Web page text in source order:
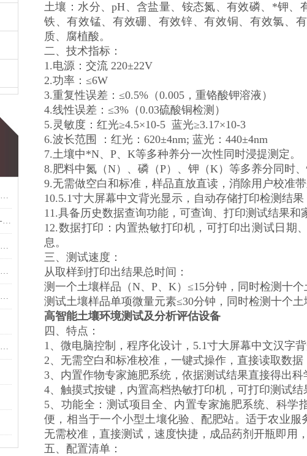
土壤养分速测仪日常维护与试剂保存方法
「朋检」便携式土壤养分速测仪PJ-TSY 功能测评
快速测土不用等，土壤养分速测仪核心原理详解
【招投标】旋转比色八通道土壤养分速测仪技术参数
【招投标】旋转比色八通道土壤养分速测仪
土壤肥料养分速测仪快速提升经济效益
土壤：水分、pH、含盐量、铵态氮、有效磷、*钾
铁、有效锰、有效硼、有效锌、有效铜、有效氯、
质、腐植酸。
二、技术指标：
1.电源：交流 220±22V
2.功率：≤6W
3.重复性误差：≤0.5%（0.005，重铬酸钾溶液）
4.线性误差：≤3%（0.03硫酸铜检测）
5.灵敏度：红光≥4.5×10-5 蓝光≥3.17×10-3
6.波长范围 ：红光：620±4nm; 蓝光：440±4nm
7.土壤中*N、P、K等多种养分一次性同时浸提测定。
8.肥料中氮（N）、磷（P）、钾（K）等多养分同时、
9.无需做空白和标准，样品直放直读，消除用户校准
10.5.1寸大屏幕中文背光显示，自动存储打印检测结果
11.具备历史数据查询功能，可查询、打印测试结果和
12.数据打印：内置热敏打印机，可打印出测试日期
息。
三、测试速度：
从取样到打印出结果总时间：
测一个土壤样品（N、P、K）≤15分钟，同时检测十个
测试土壤样品单项微量元素≤30分钟，同时检测十个土
高智能土壤环境测试及分析评估设备
四、特点：
1、微电脑控制，程序化设计，5.1寸大屏幕中文汉字
2、无需空白和标准校准，一键式操作，直接读取数据
3、内置作物专家施肥系统，依据测试结果直接得出科
4、触摸式按键，内置高档热敏打印机，可打印测试结
5、功能全：测试项目全、内置专家施肥系统、科
便，相当于一个小型土壤化验、配肥站。适于农业服
无需校准，直接测试，速度快捷，成品药剂开瓶即用
五、配置清单：